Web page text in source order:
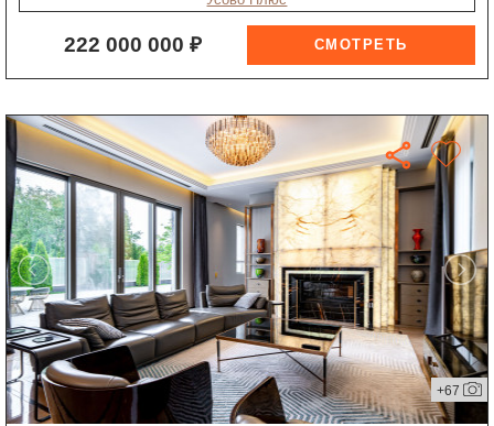
222 000 000 ₽
+67